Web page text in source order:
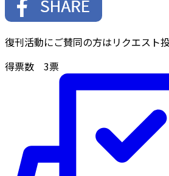
復刊活動にご賛同の方はリクエスト
得票数 3票